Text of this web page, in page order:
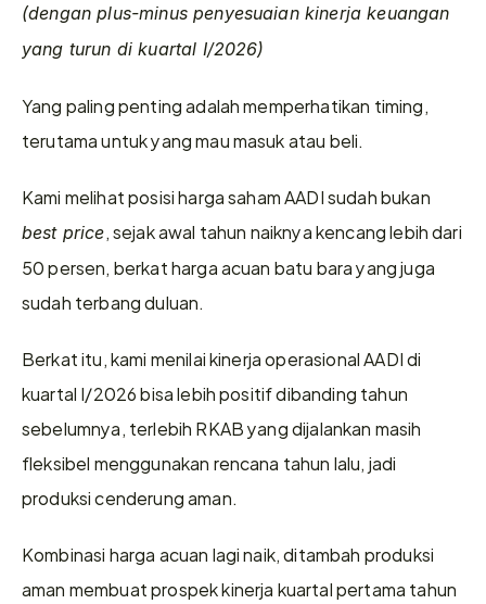
(dengan plus-minus penyesuaian kinerja keuangan
yang turun di kuartal I/2026)
Yang paling penting adalah memperhatikan timing,
terutama untuk yang mau masuk atau beli.
best price, sejak awal tahun naiknya kencang lebih dari
50 persen, berkat harga acuan batu bara yang juga
sudah terbang duluan.
Berkat itu, kami menilai kinerja operasional AADI di
kuartal I/2026 bisa lebih positif dibanding tahun
sebelumnya, terlebih RKAB yang dijalankan masih
fleksibel menggunakan rencana tahun lalu, jadi
produksi cenderung aman.
Kombinasi harga acuan lagi naik, ditambah produksi
aman membuat prospek kinerja kuartal pertama tahun